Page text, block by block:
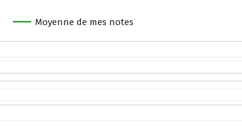
Moyenne de mes notes